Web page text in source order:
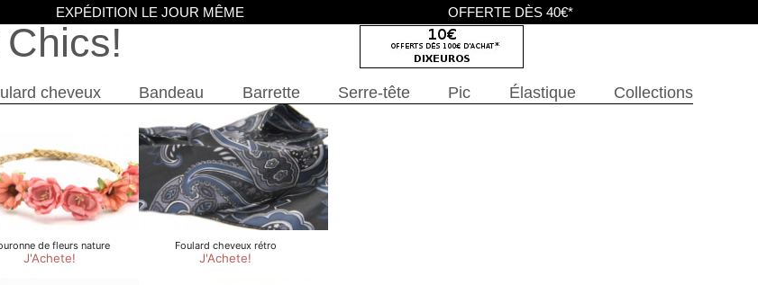
cheveux Bandeau Barrette Serre-tête Pic Élastique Collections
EXPÉDITION LE JOUR MÊME OFFERTE DÈS 40€*